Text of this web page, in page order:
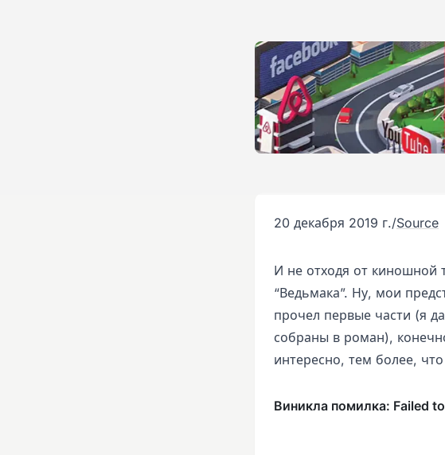
20 декабря 2019 г./Source
И не отходя от киношной
“Ведьмака”. Ну, мои
прочел первые части (я
собраны в роман),
интересно, тем более,